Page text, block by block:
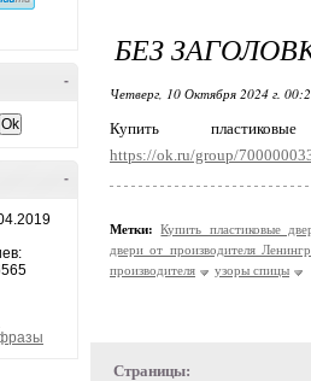
-
-
БЕЗ
Четверг, 10 Октября 2024 г.
Купить
https://ok.ru/group/
Метки:
Купить пластиковые
двери от производителя
производителя
узоры спицы
Страницы: